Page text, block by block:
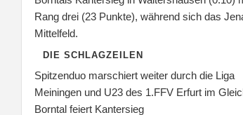
Rang drei (23 Punkte), während sich das
Mittelfeld.
DIE SCHLAGZEILEN
Spitzenduo marschiert weiter durch die Liga
Meiningen und U23 des 1.FFV Erfurt im
Borntal feiert Kantersieg